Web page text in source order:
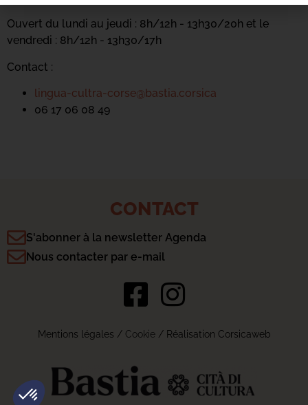
Ouvert du lundi au jeudi : 8h/12h - 13h30/20h et le
vendredi : 8h/12h - 13h30/17h
Contact :
lingua-cultra-corse@bastia.corsica
06 17 06 08 49
CONTACT
S'abonner à la newsletter Agenda
Nous contacter par e-mail
Mentions légales / Cookie/ Réalisation Corsicaweb